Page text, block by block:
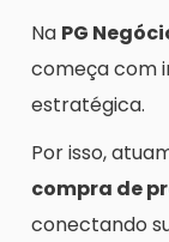
Na PG
começa com
estratégica.
Por isso,
compra de
conectando